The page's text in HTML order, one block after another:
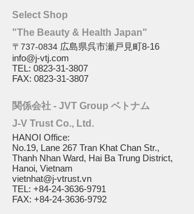
Select Shop
"The Beauty & Health Japan"
〒737-0834 広島県呉市瀬戸見町8-16
info@j-vtj.com
TEL: 0823-31-3807
FAX: 0823-31-3807
関係会社 - JVT Group ベトナム
J-V Trust Co., Ltd.
HANOI Office:
No.19, Lane 267 Tran Khat Chan Str.,
Thanh Nhan Ward, Hai Ba Trung District,
Hanoi, Vietnam
vietnhat@j-vtrust.vn
TEL: +84-24-3636-9791
FAX: +84-24-3636-9792